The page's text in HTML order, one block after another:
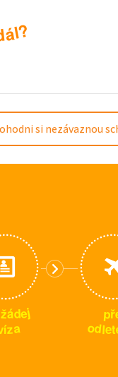
ál?
si nezávaznou
žádej
íza
př
odlet